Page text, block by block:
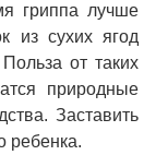
гриппа лучше
из сухих ягод
от таких
природные
Заставить
ребенка.